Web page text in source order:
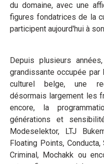
du domaine, avec une
figures fondatrices de la
participent aujourd'hui à
Depuis plusieurs
grandissante occupée
culturel belge, une
désormais largement les
encore, la
générations et
Modeselektor, LTJ
Floating Points, Conducta,
Criminal, Mochakk ou